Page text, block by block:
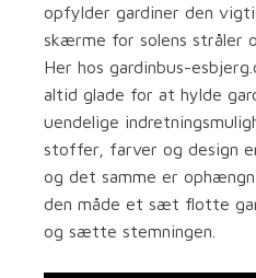
opfylder gardiner den
skærme for solens stråler
Her hos gardinbus-
altid glade for at hylde
uendelige
stoffer, farver og design
og det samme er
den måde et sæt flotte
og sætte stemningen.